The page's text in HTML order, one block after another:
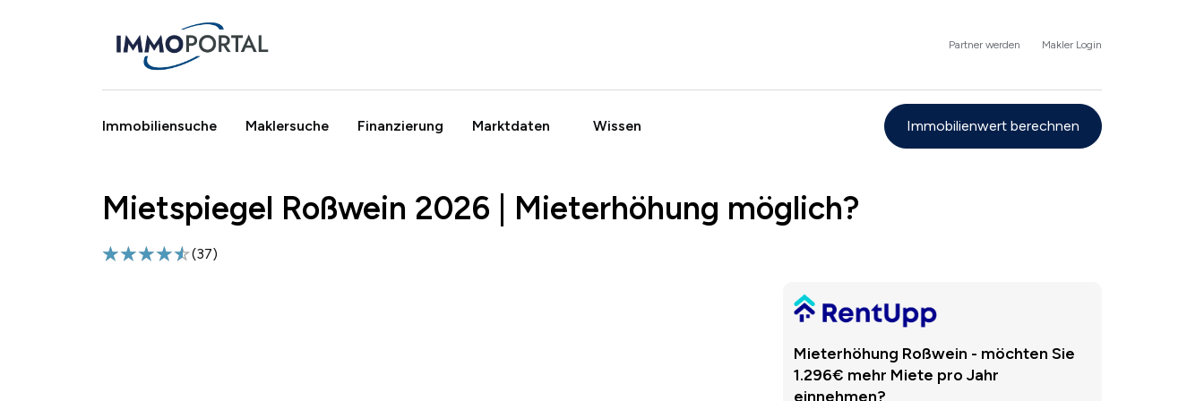
Partner werden Makler Login
Immobiliensuche Maklersuche Finanzierung Marktdaten Wissen Immobilienwert berechnen
Breadcrumb
Mietspiegel Roßwein 2026 | Mieterhöhung möglich?
(37)
Mieterhöhung Roßwein - möchten Sie
1.296€ mehr Miete pro Jahr
einnehmen?